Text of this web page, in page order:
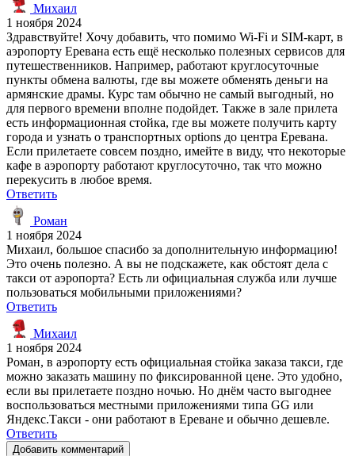
Михаил
1 ноября 2024
Здравствуйте! Хочу добавить, что помимо Wi-Fi и SIM-карт, в
аэропорту Еревана есть ещё несколько полезных сервисов для
путешественников. Например, работают круглосуточные
пункты обмена валюты, где вы можете обменять деньги на
армянские драмы. Курс там обычно не самый выгодный, но
для первого времени вполне подойдет. Также в зале прилета
есть информационная стойка, где вы можете получить карту
города и узнать о транспортных options до центра Еревана.
Если прилетаете совсем поздно, имейте в виду, что некоторые
кафе в аэропорту работают круглосуточно, так что можно
перекусить в любое время.
Ответить
Роман
1 ноября 2024
Михаил, большое спасибо за дополнительную информацию!
Это очень полезно. А вы не подскажете, как обстоят дела с
такси от аэропорта? Есть ли официальная служба или лучше
пользоваться мобильными приложениями?
Ответить
Михаил
1 ноября 2024
Роман, в аэропорту есть официальная стойка заказа такси, где
можно заказать машину по фиксированной цене. Это удобно,
если вы прилетаете поздно ночью. Но днём часто выгоднее
воспользоваться местными приложениями типа GG или
Яндекс.Такси - они работают в Ереване и обычно дешевле.
Ответить
Добавить комментарий